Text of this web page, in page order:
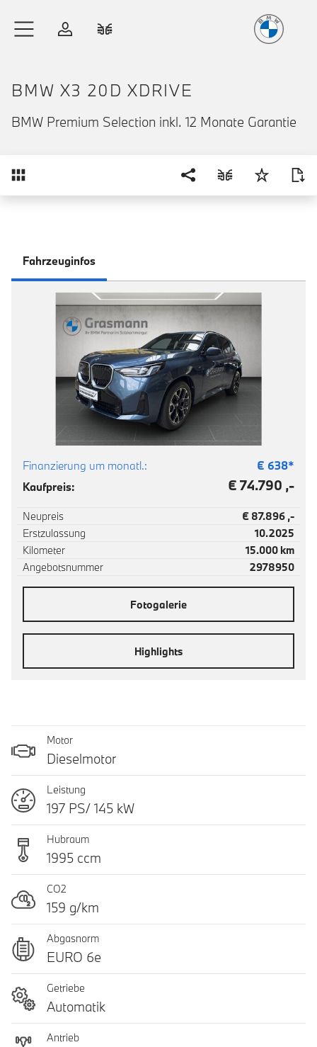
Anmelden
BMW X3 20D XDRIVE
BMW Premium Selection inkl. 12 Monate Garantie
Fahrzeuginfos
Finanzierung um monatl.: € 638*
Kaufpreis:
€ 74.790 ,-
Neupreis
€ 87.896 ,-
Erstzulassung
10.2025
Kilometer
15.000 km
Angebotsnummer
2978950
Fotogalerie
Highlights
Motor
Dieselmotor
Leistung
197 PS/ 145 kW
Hubraum
1995 ccm
CO2
159 g/km
Abgasnorm
EURO 6e
Getriebe
Automatik
Antrieb